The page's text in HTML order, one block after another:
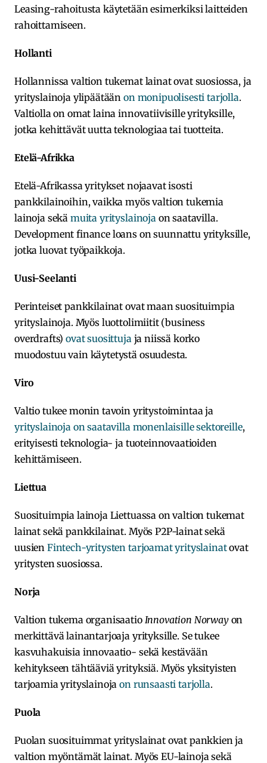
Leasing-rahoitusta käytetään esimerkiksi laitteiden
rahoittamiseen.
Hollanti
Hollannissa valtion tukemat lainat ovat suosiossa, ja
yrityslainoja ylipäätään on monipuolisesti tarjolla.
Valtiolla on omat laina innovatiivisille yrityksille,
jotka kehittävät uutta teknologiaa tai tuotteita.
Etelä-Afrikka
Etelä-Afrikassa yritykset nojaavat isosti
pankkilainoihin, vaikka myös valtion tukemia
lainoja sekä muita yrityslainojaon saatavilla.
Development finance loans on suunnattu yrityksille,
jotka luovat työpaikkoja.
Uusi-Seelanti
Perinteiset pankkilainat ovat maan suosituimpia
yrityslainoja. Myös luottolimiitit (business
overdrafts)ovat suosittujaja niissä korko
muodostuu vain käytetystä osuudesta.
Viro
Valtio tukee monin tavoin yritystoimintaa ja
yrityslainoja on saatavilla monenlaisille sektoreille,
erityisesti teknologia- ja tuoteinnovaatioiden
kehittämiseen.
Liettua
Suosituimpia lainoja Liettuassa on valtion tukemat
lainat sekä pankkilainat. Myös P2P-lainat sekä
uusien Fintech-yritysten tarjoamat yrityslainatovat
yritysten suosiossa.
Norja
Valtion tukema organisaatio Innovation Norway on
merkittävä lainantarjoaja yrityksille. Se tukee
kasvuhakuisia innovaatio- sekä kestävään
kehitykseen tähtääviä yrityksiä. Myös yksityisten
tarjoamia yrityslainojaon runsaasti tarjolla.
Puola
Puolan suosituimmat yrityslainat ovat pankkien ja
valtion myöntämät lainat. Myös EU-lainoja sekä